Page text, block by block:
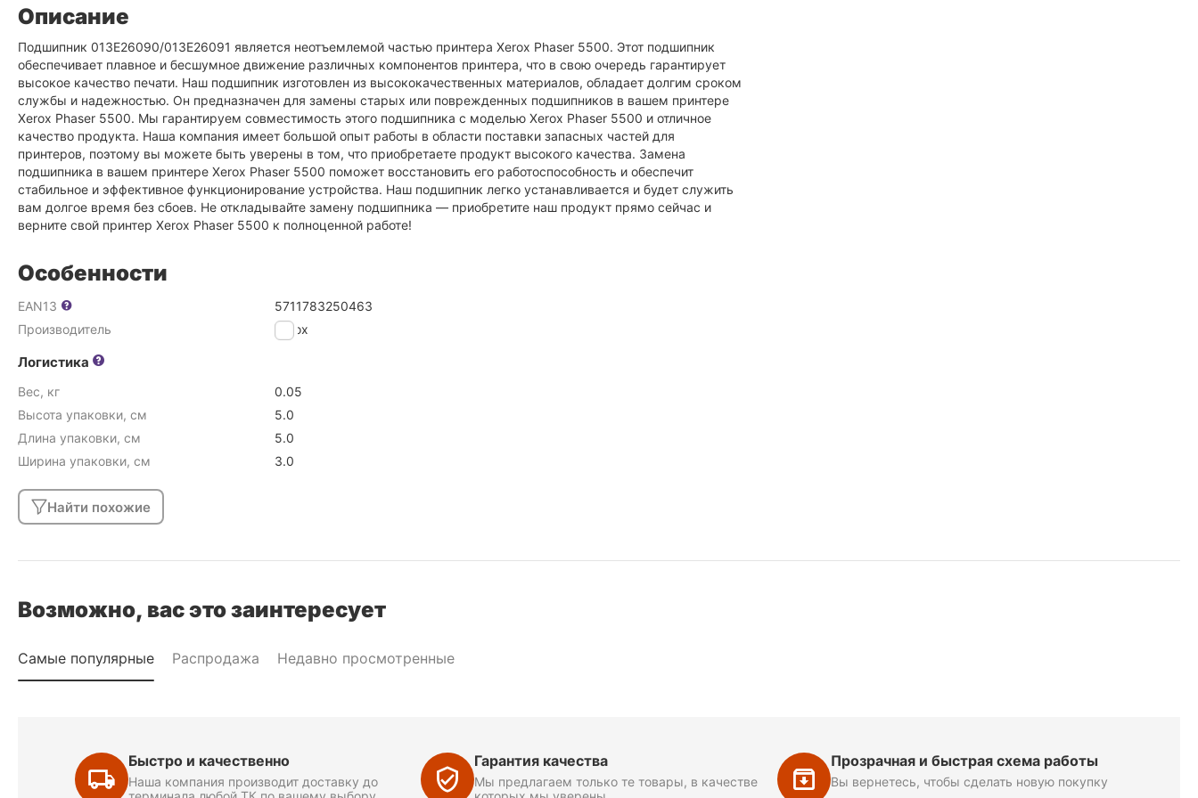
Описание
Подшипник 013E26090/013E26091 является неотъемлемой частью принтера Xerox Phaser 5500. Этот подшипник
обеспечивает плавное и бесшумное движение различных компонентов принтера, что в свою очередь гарантирует
высокое качество печати. Наш подшипник изготовлен из высококачественных материалов, обладает долгим сроком
службы и надежностью. Он предназначен для замены старых или поврежденных подшипников в вашем принтере
Xerox Phaser 5500. Мы гарантируем совместимость этого подшипника с моделью Xerox Phaser 5500 и отличное
качество продукта. Наша компания имеет большой опыт работы в области поставки запасных частей для
принтеров, поэтому вы можете быть уверены в том, что приобретаете продукт высокого качества. Замена
подшипника в вашем принтере Xerox Phaser 5500 поможет восстановить его работоспособность и обеспечит
стабильное и эффективное функционирование устройства. Наш подшипник легко устанавливается и будет служить
вам долгое время без сбоев. Не откладывайте замену подшипника — приобретите наш продукт прямо сейчас и
верните свой принтер Xerox Phaser 5500 к полноценной работе!
Особенности
EAN13
5711783250463
Производитель
Xerox
Логистика
Вес, кг
0.05
Высота упаковки, см
5.0
Длина упаковки, см
5.0
Ширина упаковки, см
3.0
Найти похожие
Возможно, вас это заинтересует
Самые популярные Распродажа Недавно просмотренные
Быстро и качественно
Наша компания производит доставку до
Гарантия качества
Мы предлагаем только те товары, в качестве
Прозрачная и быстрая схема работы
Вы вернетесь, чтобы сделать новую покупку